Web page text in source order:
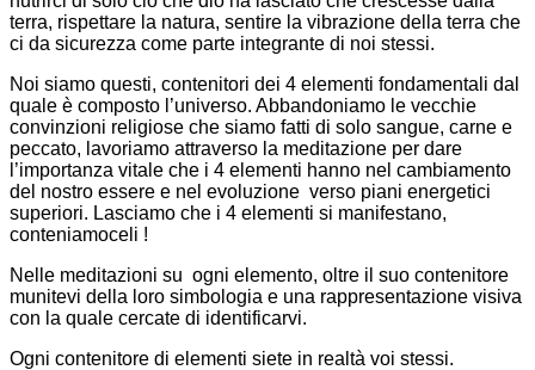
terra, rispettare la natura, sentire la vibrazione della terra che
ci da sicurezza come parte integrante di noi stessi.
Noi siamo questi, contenitori dei 4 elementi fondamentali dal
quale è composto l’universo. Abbandoniamo le vecchie
convinzioni religiose che siamo fatti di solo sangue, carne e
peccato, lavoriamo attraverso la meditazione per dare
l’importanza vitale che i 4 elementi hanno nel cambiamento
del nostro essere e nel evoluzione verso piani energetici
superiori. Lasciamo che i 4 elementi si manifestano,
conteniamoceli !
Nelle meditazioni su ogni elemento, oltre il suo contenitore
munitevi della loro simbologia e una rappresentazione visiva
con la quale cercate di identificarvi.
Ogni contenitore di elementi siete in realtà voi stessi.